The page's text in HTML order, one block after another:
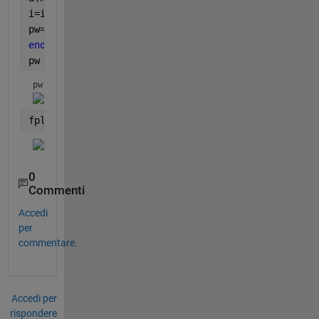
i=i+1;
pw=[pw a ];
end
pw
pw(x) =
fplot(pw,interval)
0
Commenti
Accedi
per
commentare.
Accedi per
rispondere